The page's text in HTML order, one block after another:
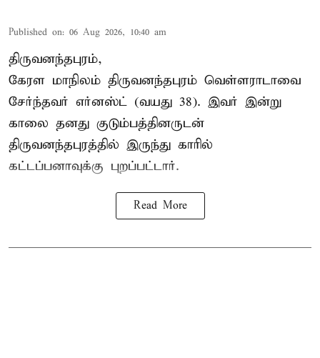
Published on: 06 Aug 2026, 10:40 am
திருவனந்தபுரம்,
கேரள மாநிலம் திருவனந்தபுரம் வெள்ளராடாவை
சேர்ந்தவர் எர்னஸ்ட் (வயது 38). இவர் இன்று
காலை தனது குடும்பத்தினருடன்
திருவனந்தபுரத்தில் இருந்து காரில்
கட்டப்பனாவுக்கு புறப்பட்டார்.
Read More